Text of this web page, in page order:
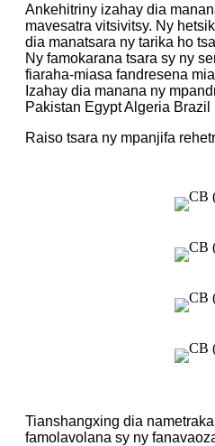
Ankehitriny izahay dia
mavesatra vitsivitsy. Ny
dia manatsara ny tarika ho
Ny famokarana tsara sy ny
fiaraha-miasa fandresena
Izahay dia manana ny
Pakistan Egypt Algeria Brazil
Raiso tsara ny mpanjifa
Tianshangxing dia
famolavolana sy ny